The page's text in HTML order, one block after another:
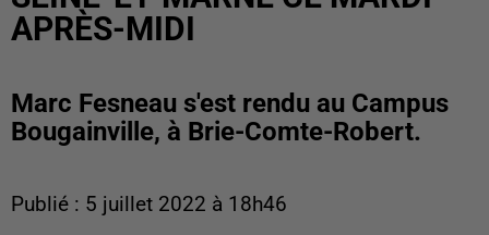
APRÈS-MIDI
Marc Fesneau s'est rendu au Campus
Bougainville, à Brie-Comte-Robert.
Publié : 5 juillet 2022 à 18h46